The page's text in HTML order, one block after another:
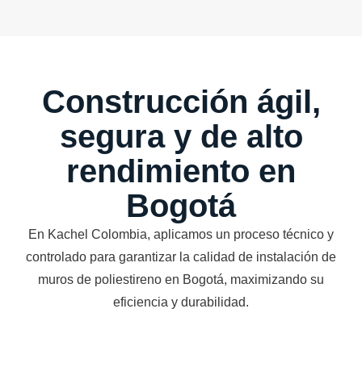
Construcción ágil,
segura y de alto
rendimiento en
Bogotá
En Kachel Colombia, aplicamos un proceso técnico y
controlado para garantizar la calidad de instalación de
muros de poliestireno en Bogotá, maximizando su
eficiencia y durabilidad.